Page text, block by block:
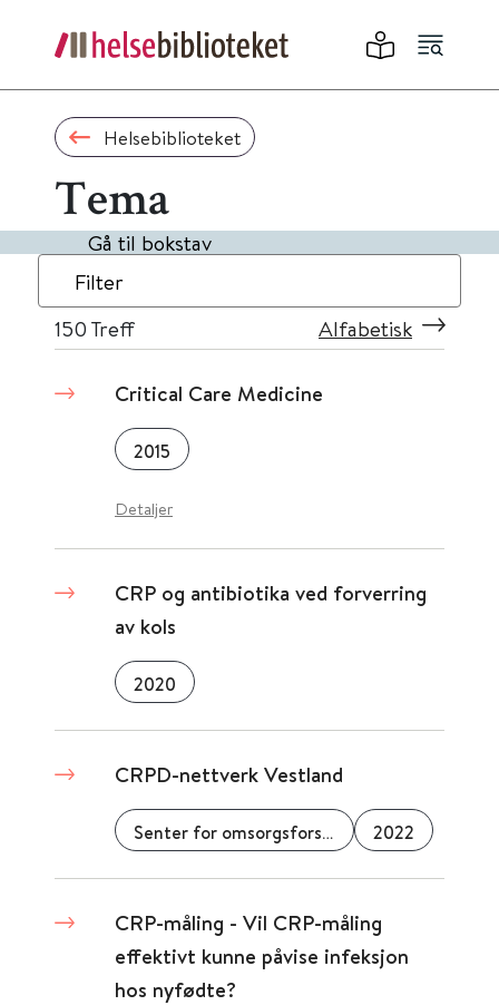
Helsebiblioteket
Tema
Gå til bokstav
Filter
150 Treff Alfabetisk
Critical Care Medicine
2015
Detaljer
CRP og antibiotika ved forverring
av kols
2020
CRPD-nettverk Vestland
Senter for omsorgsforskning 2022
CRP-måling - Vil CRP-måling
effektivt kunne påvise infeksjon
hos nyfødte?